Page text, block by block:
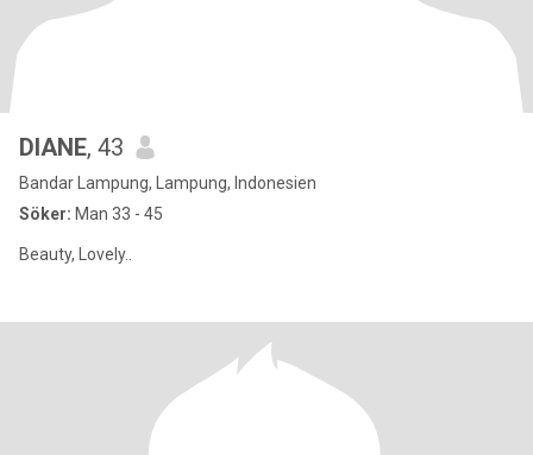
DIANE, 43
Bandar Lampung, Lampung, Indonesien
Söker: Man 33 - 45
Beauty, Lovely..